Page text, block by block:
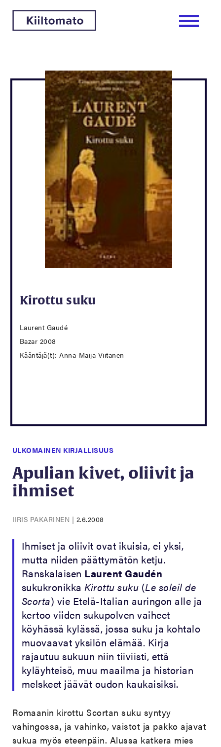
Kirottu suku
Laurent Gaudé
Bazar 2008
Kääntäjä(t): Anna-Maija Viitanen
ULKOMAINEN KIRJALLISUUS
Apulian kivet, oliivit ja
ihmiset
IIRIS PAKARINEN | 2.6.2008
Ihmiset ja oliivit ovat ikuisia, ei yksi,
mutta niiden päättymätön ketju.
Ranskalaisen Laurent Gaudén
sukukronikkaKirottu suku (Le soleil de
Scorta) vie Etelä-Italian auringon alle ja
kertoo viiden sukupolven vaiheet
köyhässä kylässä, jossa suku ja kohtalo
muovaavat yksilön elämää. Kirja
rajautuu sukuun niin tiiviisti, että
kyläyhteisö, muu maailma ja historian
melskeet jäävät oudon kaukaisiksi.
Romaanin kirottu Scortan suku syntyy
vahingossa, ja vahinko, vaistot ja pakko ajavat
sukua myös eteenpäin. Alussa katkera mies